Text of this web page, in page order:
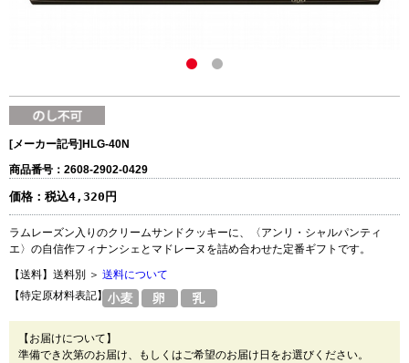
[メーカー記号] HLG-40N
商品番号：2608-2902-0429
価格： 税込4,320円
ラムレーズン入りのクリームサンドクッキーに、〈アンリ・シャルパンティ
エ〉の自信作フィナンシェとマドレーヌを詰め合わせた定番ギフトです。
【送料】送料別 ＞ 送料について
【特定原材料表記】
【お届けについて】
準備でき次第のお届け、もしくはご希望のお届け日をお選びください。